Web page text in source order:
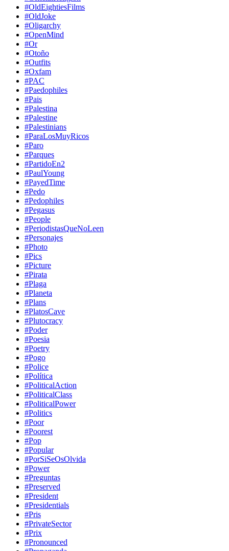
#OldEightiesFilms
#OldJoke
#Oligarchy
#OpenMind
#Or
#Otoño
#Outfits
#Oxfam
#PAC
#Paedophiles
#Pais
#Palestina
#Palestine
#Palestinians
#ParaLosMuyRicos
#Paro
#Parques
#PartidoEn2
#PaulYoung
#PayedTime
#Pedo
#Pedophiles
#Pegasus
#People
#PeriodistasQueNoLeen
#Personajes
#Photo
#Pics
#Picture
#Pirata
#Plaga
#Planeta
#Plans
#PlatosCave
#Plutocracy
#Poder
#Poesia
#Poetry
#Pogo
#Police
#Política
#PoliticalAction
#PoliticalClass
#PoliticalPower
#Politics
#Poor
#Poorest
#Pop
#Popular
#PorSiSeOsOlvida
#Power
#Preguntas
#Preserved
#President
#Presidentials
#Pris
#PrivateSector
#Prix
#Pronounced